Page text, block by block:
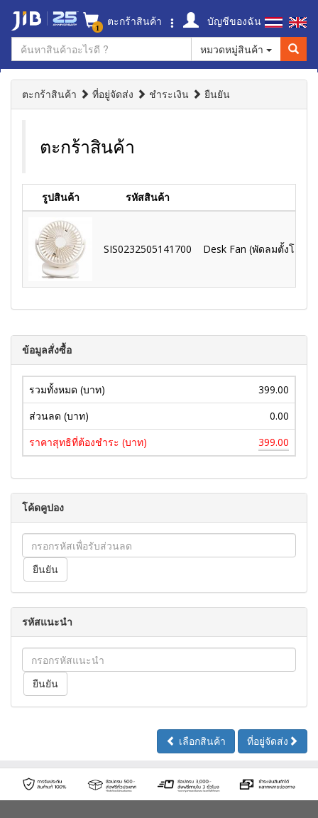
1 ตะกร้าสินค้า
บัญชีของฉัน
หมวดหมู่สินค้า
ตะกร้าสินค้า ที่อยู่จัดส่ง ชำระเงิน ยืนยัน
ตะกร้าสินค้า
รูปสินค้า รหัสสินค้า
SIS0232505141700 Desk Fan (พัดลมตั้งโต๊ะ)
ข้อมูลสั่งซื้อ
รวมทั้งหมด (บาท)
399.00
ส่วนลด (บาท)
0.00
ราคาสุทธิที่ต้องชำระ (บาท)
399.00
โค้ดคูปอง
รหัสแนะนำ
เลือกสินค้า ที่อยู่จัดส่ง